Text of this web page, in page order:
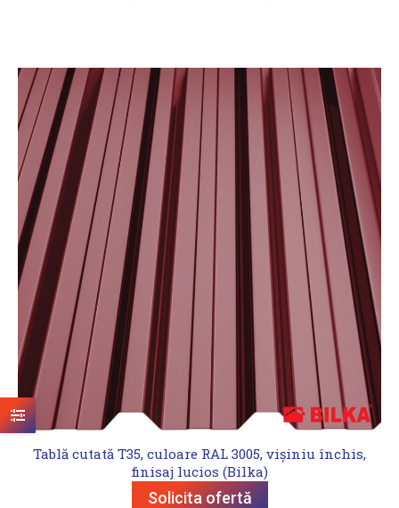
Tablă cutată T35, culoare RAL 3005, vișiniu închis,
finisaj lucios (Bilka)
Solicita ofertă